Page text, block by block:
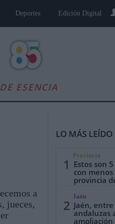
Deportes Edición Digital
ESENCIA
Deportes Jaén, Pueblo a Pueblo
a
jueces,
LO MÁS LEÍDO
1
Provincia
Estos son
con
provincia
2
Jaén
Jaén,
andaluzas